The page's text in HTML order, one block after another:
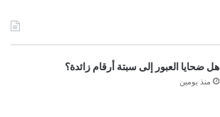
هل ضحايا العبور إلى سبتة أرقام زائدة؟
منذ يومين